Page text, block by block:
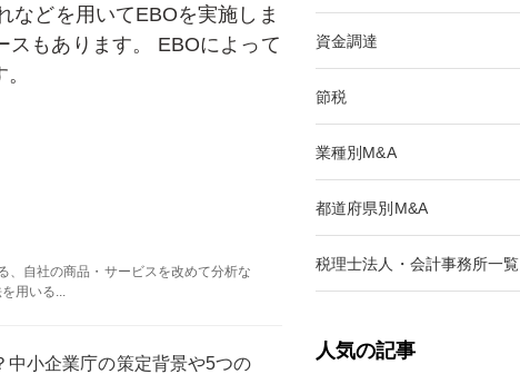
などを用いてEBOを実施しま
スもあります。 EBOによって
、自社の商品・サービスを改めて分析な
用いる...
中小企業庁の策定背景や5つの
資金調達
節税
業種別M&A
都道府県別M&A
税理士法人・会計事務所一覧
人気の記事